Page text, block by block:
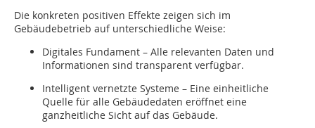
Die konkreten positiven Effekte zeigen sich im
Gebäudebetrieb auf unterschiedliche Weise:
Digitales Fundament – Alle relevanten Daten und
Informationen sind transparent verfügbar.
Intelligent vernetzte Systeme – Eine einheitliche
Quelle für alle Gebäudedaten eröffnet eine
ganzheitliche Sicht auf das Gebäude.